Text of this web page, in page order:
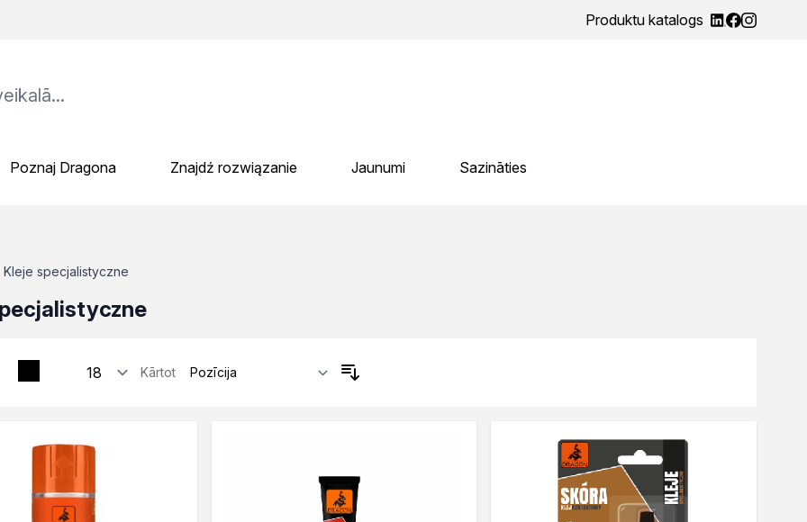
Produktu katalogs
Poznaj Dragona Znajdź rozwiązanie Jaunumi Sazināties
Kleje specjalistyczne
Kārtot